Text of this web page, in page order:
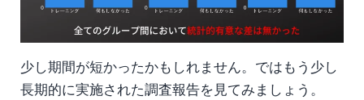
少し期間が短かったかもしれません。ではもう少し
長期的に実施された調査報告を見てみましょう。